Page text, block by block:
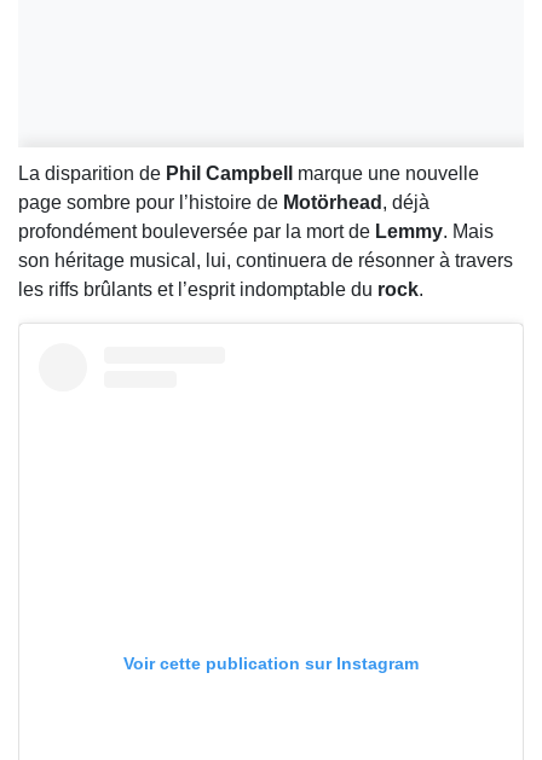
La disparition de Phil Campbell
marque une nouvelle
page sombre pour l’histoire de Motörhead , déjà
profondément bouleversée par la mort de Lemmy. Mais
son héritage musical, lui, continuera de résonner à travers
les riffs brûlants et l’esprit indomptable du rock.
Voir cette publication sur Instagram